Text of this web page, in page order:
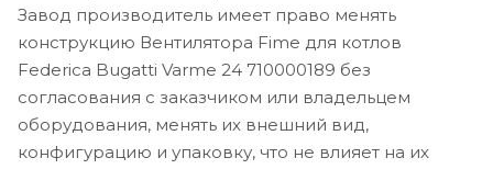
Завод производитель имеет право менять
конструкцию Вентилятора Fime для котлов
Federica Bugatti Varme 24 710000189 без
согласования с заказчиком или владельцем
оборудования, менять их внешний вид,
конфигурацию и упаковку, что не влияет на их